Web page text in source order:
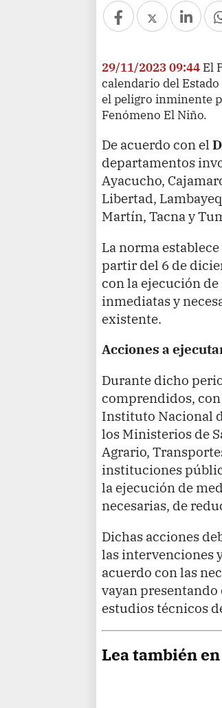
29/11/2023 09:44 El
calendario del
el peligro inminente
Fenómeno El Niño.
De acuerdo con el
departamentos
Ayacucho,
Libertad,
Martín, Tacna y
La norma
partir del 6 de
con la ejecución
inmediatas y
existente.
Acciones a
Durante dicho
comprendidos,
Instituto Nacional
los Ministerios de
Agrario,
instituciones
la ejecución de
necesarias, de
Dichas acciones
las intervenciones
acuerdo con las
vayan
estudios técnicos
Lea también